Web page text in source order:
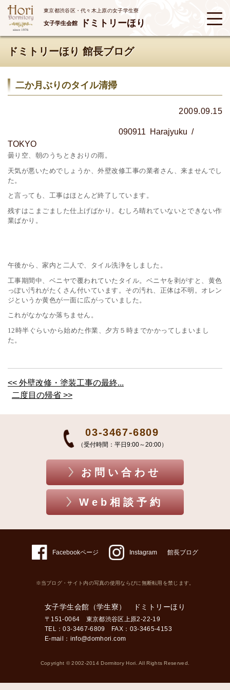
東京都渋谷区・代々木上原の女子学生寮
女子学生会館 ドミトリーほり
ドミトリーほり 館長ブログ
二か月ぶりのタイル清掃
2009.09.15
090911 Harajyuku /
TOKYO
曇り空、朝のうちときおりの雨。
天気が悪いためでしょうか、外壁改修工事の業者さん、来ませんでし
た。
と言っても、工事はほとんど終了しています。
残すはこまごました仕上げばかり。むしろ晴れていないとできない作
業ばかり。
午後から、家内と二人で、タイル洗浄をしました。
工事期間中、ベニヤで覆われていたタイル。ベニヤを剥がすと、黄色
っぽい汚れがたくさん付いています。その汚れ、正体は不明。オレン
ジというか黄色が一面に広がっていました。
これがなかなか落ちません。
12時半ぐらいから始めた作業、夕方５時までかかってしまいまし
た。
<< 外壁改修・塗装工事の最終...
二度目の帰省 >>
03-3467-6809
（受付時間：平日9:00～20:00）
お問い合わせ
Web相談予約
Facebookページ Instagram 館長ブログ
※当ブログ・サイト内の写真の使用ならびに無断転用を禁じます。
女子学生会館（学生寮） ドミトリーほり
〒151-0064 東京都渋谷区上原2-22-19
TEL：03-3467-6809 FAX：03-3465-4153
E-mail： info@domhori.com
Copyright © 2002-2014 Dormitory Hori. All Rights Reserved.